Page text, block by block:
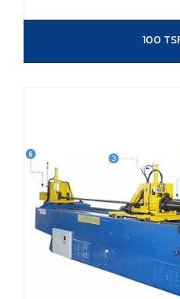
100